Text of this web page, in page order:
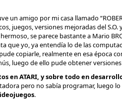
un amigo por mi casa llamado
juegos, versiones mejoradas del
se parece bastante a Mario
que yo, ya entendía lo de las
copiarle, realmente en esa época
luego de ello pude obtener
en ATARI, y sobre todo en
pero no sabía programar, luego
.